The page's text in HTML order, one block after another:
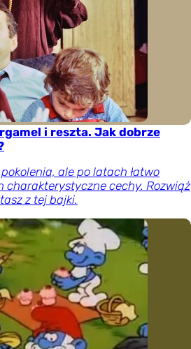
i reszta. Jak dobrze
pokolenia, ale po latach łatwo
charakterystyczne cechy. Rozwiąż
z tej bajki.